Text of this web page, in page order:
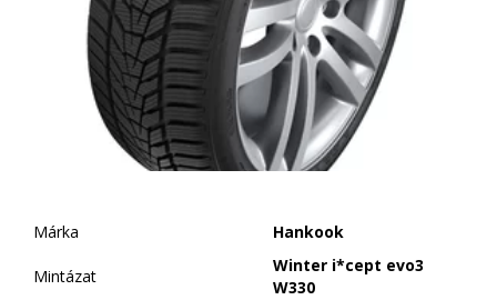
Márka Hankook
Mintázat
Winter i*cept evo3
W330